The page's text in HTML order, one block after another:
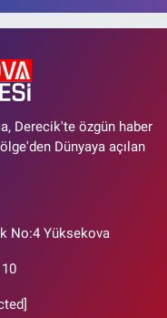
Derecik'te özgün haber
Dünyaya açılan
No:4 Yüksekova